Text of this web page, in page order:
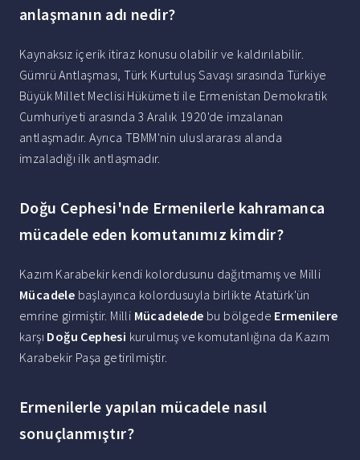
anlaşmanın adı nedir?
Kaynaksız içerik itiraz konusu olabilir ve kaldırılabilir.
Gümrü Antlaşması, Türk Kurtuluş Savaşı sırasında Türkiye
Büyük Millet Meclisi Hükümeti ile Ermenistan Demokratik
Cumhuriyeti arasında 3 Aralık 1920'de imzalanan
antlaşmadır. Ayrıca TBMM'nin uluslararası alanda
imzaladığı ilk antlaşmadır.
Doğu Cephesi'nde Ermenilerle kahramanca
mücadele eden komutanımız kimdir?
Kazım Karabekir kendi kolordusunu dağıtmamış ve Milli
Mücadele başlayınca kolordusuyla birlikte Atatürk'ün
emrine girmiştir. Milli Mücadelede bu bölgede Ermenilere
karşı Doğu Cephesi kurulmuş ve komutanlığına da Kazım
Karabekir Paşa getirilmiştir.
Ermenilerle yapılan mücadele nasıl
sonuçlanmıştır?